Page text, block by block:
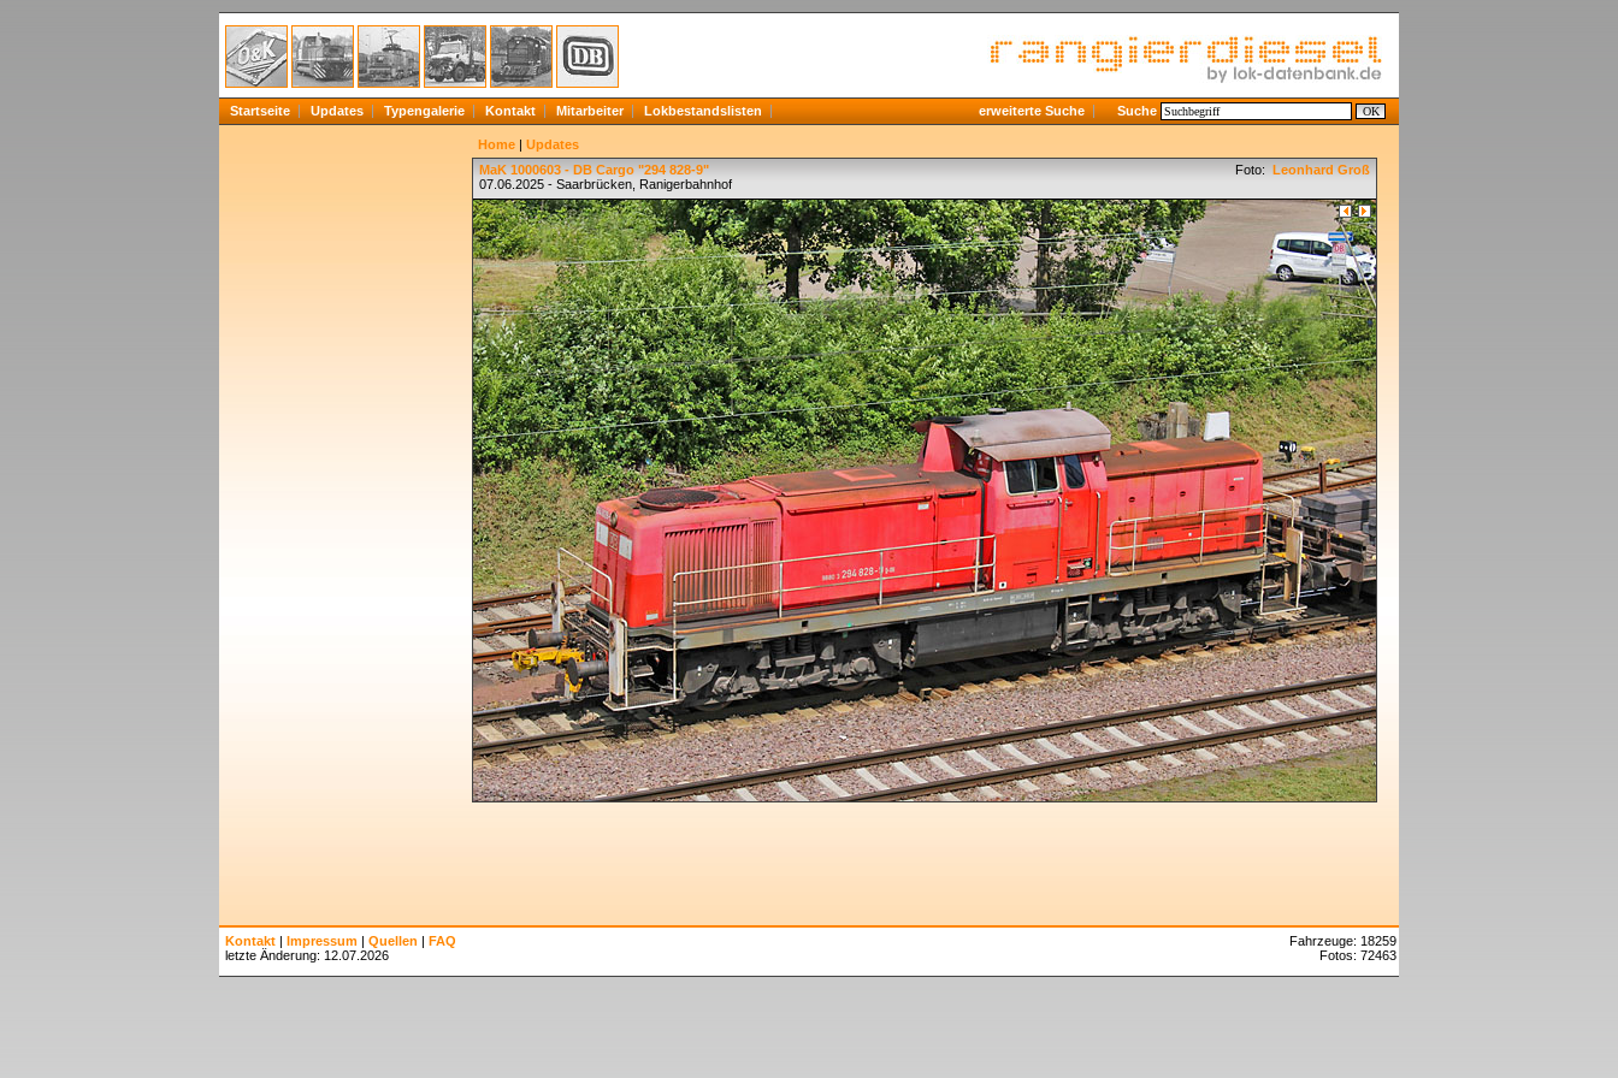
Startseite Updates Typengalerie Kontakt Mitarbeiter Lokbestandslisten erweiterte Suche Suche
Home | Updates
MaK 1000603 - DB Cargo "294 828-9"
07.06.2025 - Saarbrücken, Ranigerbahnhof
Foto: Leonhard Groß
Kontakt | Impressum | Quellen | FAQ
letzte Änderung: 12.07.2026
Fahrzeuge: 18259
Fotos: 72463